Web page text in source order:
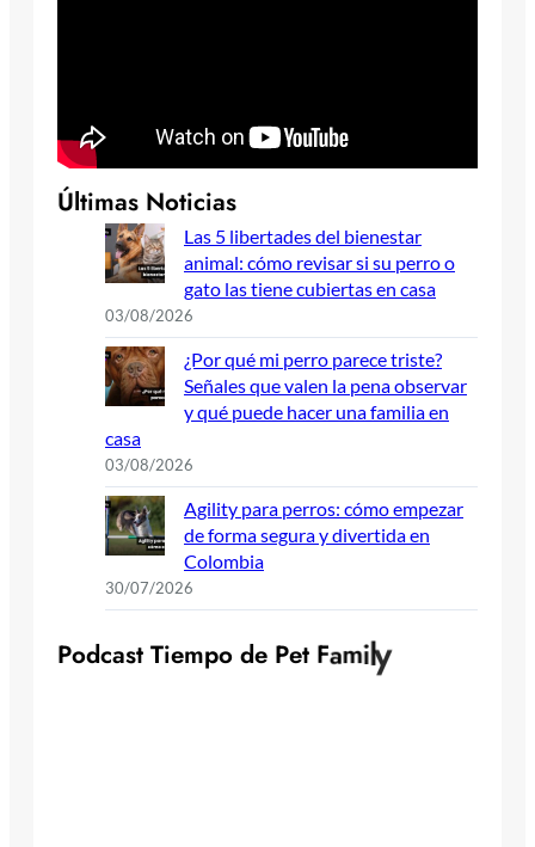
Últimas Noticias
Las 5 libertades del bienestar
animal: cómo revisar si su perro o
gato las tiene cubiertas en casa
03/08/2026
¿Por qué mi perro parece triste?
Señales que valen la pena observar
y qué puede hacer una familia en
casa
03/08/2026
Agility para perros: cómo empezar
de forma segura y divertida en
Colombia
30/07/2026
Podcast Tiempo de Pet Family